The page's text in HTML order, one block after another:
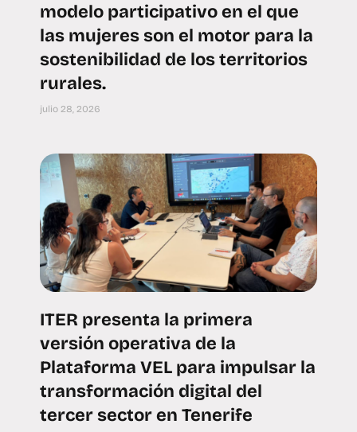
modelo participativo en el que
las mujeres son el motor para la
sostenibilidad de los territorios
rurales.
julio 28, 2026
ITER presenta la primera
versión operativa de la
Plataforma VEL para impulsar la
transformación digital del
tercer sector en Tenerife